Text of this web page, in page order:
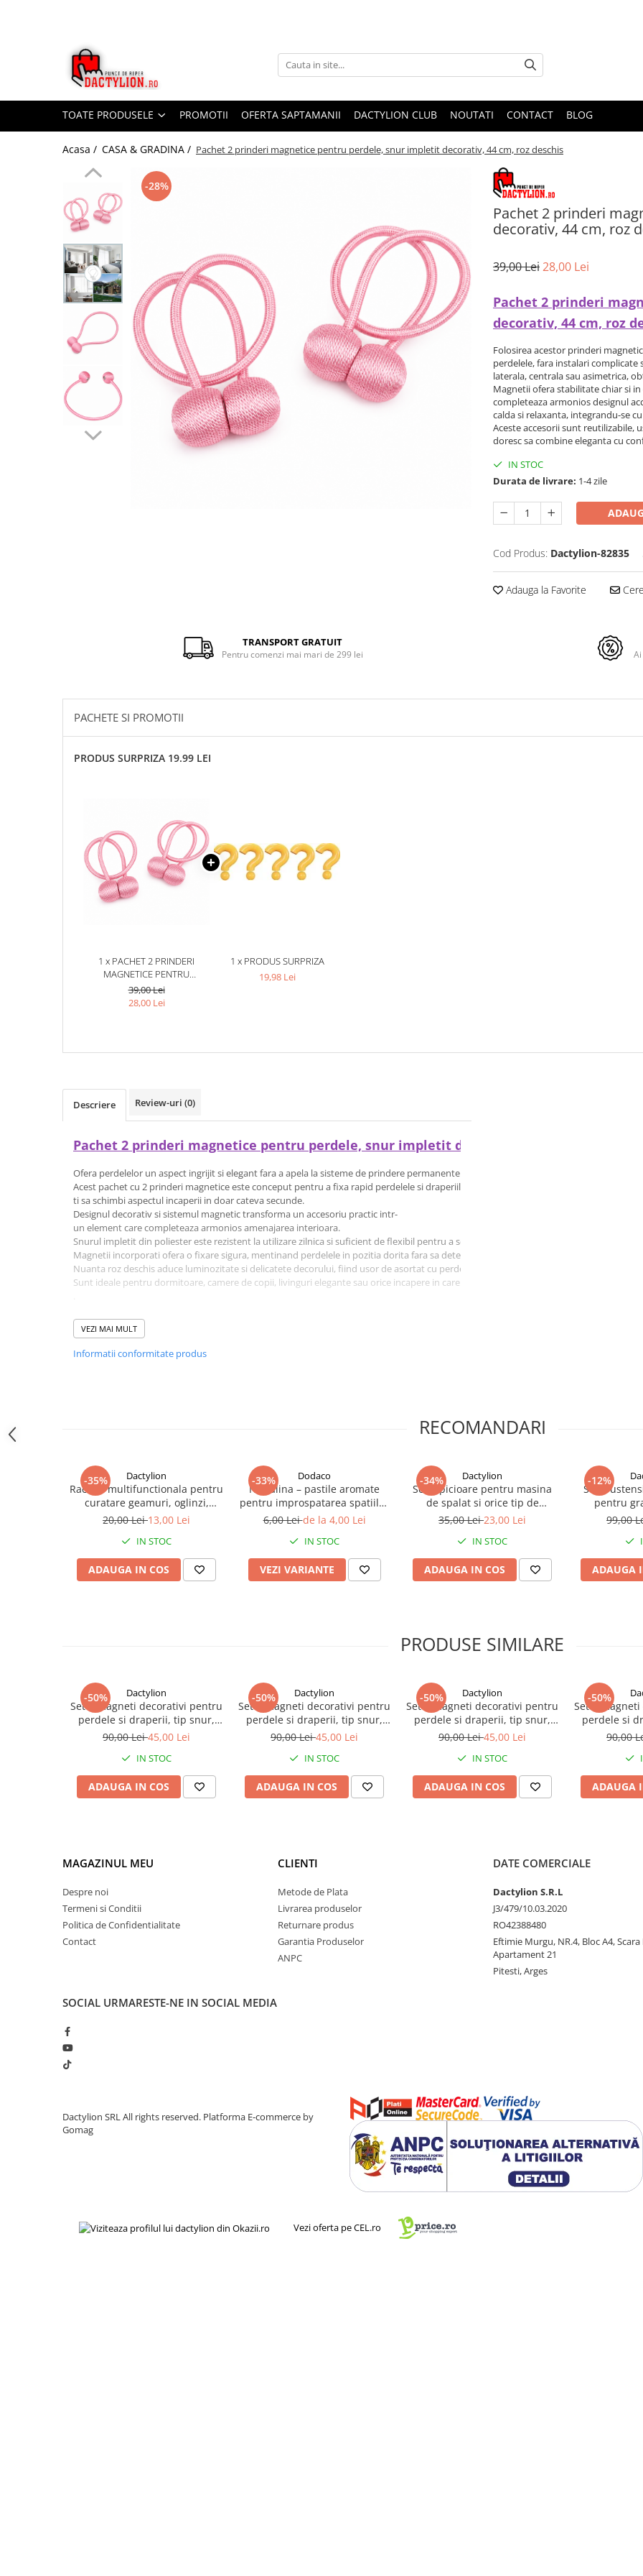
TOATE PRODUSELE PROMOTII OFERTA SAPTAMANII DACTYLION CLUB NOUTATI CONTACT BLOG
Acasa / CASA & GRADINA / Pachet 2 prinderi magnetice pentru perdele, snur impletit decorativ, 44 cm, roz deschis
Pachet 2 prinderi
decorativ, 44 cm, roz
-28%
39,00 Lei28,00 Lei
Pachet 2 prinderi
decorativ, 44 cm, roz
Folosirea acestor prinderi
perdelele, fara instalari
laterala, centrala sau asimetrica,
Magnetii ofera stabilitate chiar si
completeaza armonios designul
calda si relaxanta, integrandu-se
Aceste accesorii sunt reutilizabile,
doresc sa combine eleganta cu
IN STOC
Durata de livrare: 1-4 zile
Cod Produs: Dactylion-82835
Adauga la Favorite
TRANSPORT GRATUIT
Pentru comenzi mai mari de 299 lei
PACHETE SI PROMOTII
PRODUS SURPRIZA 19.99 LEI
1 x PACHET 2 PRINDERI
MAGNETICE PENTRU
PERDELE, SNUR IMPLETIT
DECORATIV, 44 CM, ROZ
39,00 Lei
28,00 Lei
1 x PRODUS SURPRIZA
19,98 Lei
Descriere Review-uri (0)
Pachet 2 prinderi magnetice pentru perdele, snur impletit decorativ, 44 cm, roz deschis
Ofera perdelelor un aspect ingrijit si elegant fara a apela la sisteme de prindere permanente.
Acest pachet cu 2 prinderi magnetice este conceput pentru a fixa rapid perdelele si draperiile, permitandu-
ti sa schimbi aspectul incaperii in doar cateva secunde.
Designul decorativ si sistemul magnetic transforma un accesoriu practic intr-
un element care completeaza armonios amenajarea interioara.
Snurul impletit din poliester este rezistent la utilizare zilnica si suficient de flexibil pentru a se adapta diferitelor stiluri de aranjare.
Magnetii incorporati ofera o fixare sigura, mentinand perdelele in pozitia dorita fara sa deterioreze materialul sau sa necesite gaurire,
Nuanta roz deschis aduce luminozitate si delicatete decorului, fiind usor de asortat cu perdele in tonuri neutre sau pastelate.
Sunt ideale pentru dormitoare, camere de copii, livinguri elegante sau orice incapere in care doresti sa adaugi un accent discret si
Material: Poliester
Tip prindere: Magnetica
Snur: Impletit decorativ
Lungime: 44 cm
Numar bucati: 2
Culoare: Roz deschis
Compatibilitate: Perdele si draperii
Montaj: Fara gaurire
VEZI MAI MULT
Informatii conformitate produs
RECOMANDARI
-35% Dactylion
Racleta multifunctionala pentru
curatare geamuri, oglinzi,
cabine de dus, parbriz, silicon,
albastru
20,00 Lei13,00 Lei
IN STOC
ADAUGA IN COS
-33% Dodaco
Naftalina – pastile aromate
pentru improspatarea spatiilor
inchise, efect deodorant,
alba
6,00 Leide la 4,00 Lei
IN STOC
VEZI VARIANTE
-34% Dactylion
Set 8 picioare pentru masina
de spalat si orice tip de
mobilier, anti zgomot,
35,00 Lei23,00 Lei
IN STOC
ADAUGA IN COS
-12%
Set 6
pentru
inoxidabil,
neagra
99,00
ADAUGA
PRODUSE SIMILARE
-50% Dactylion
Set 4 magneti decorativi pentru
perdele si draperii, tip snur,
poliester, 44 cm - Rosu
90,00 Lei45,00 Lei
IN STOC
ADAUGA IN COS
-50% Dactylion
Set 4 magneti decorativi pentru
perdele si draperii, tip snur,
poliester, 44 cm - Verde,turcoaz
90,00 Lei45,00 Lei
IN STOC
ADAUGA IN COS
-50% Dactylion
Set 4 magneti decorativi pentru
perdele si draperii, tip snur,
poliester, 44 cm - Maro inchis
90,00 Lei45,00 Lei
IN STOC
ADAUGA IN COS
-50%
Set 4
perdele si
poliester,
90,00
ADAUGA
MAGAZINUL MEU
Despre noi
Termeni si Conditii
Politica de Confidentialitate
Contact
CLIENTI
Metode de Plata
Livrarea produselor
Returnare produs
Garantia Produselor
ANPC
DATE COMERCIALE
Dactylion S.R.L
J3/479/10.03.2020
RO42388480
Eftimie Murgu, NR.4, Bloc A4, Scara
Apartament 21
Pitesti, Arges
SOCIAL URMARESTE-NE IN SOCIAL MEDIA
Dactylion SRL All rights reserved. Platforma E-commerce by
Gomag
Vezi oferta pe CEL.ro